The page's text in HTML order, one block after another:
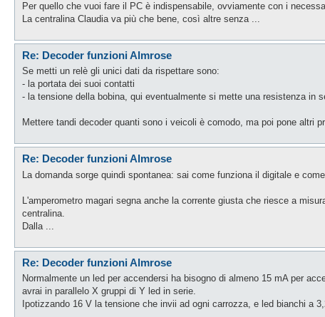
Per quello che vuoi fare il PC è indispensabile, ovviamente con i
La centralina Claudia va più che bene, così altre senza ...
Re: Decoder funzioni Almrose
Se metti un relè gli unici dati da rispettare sono:
- la portata dei suoi contatti
- la tensione della bobina, qui eventualmente si mette una resistenza in
Mettere tandi decoder quanti sono i veicoli è comodo, ma poi pone altri
Re: Decoder funzioni Almrose
La domanda sorge quindi spontanea: sai come funziona il digitale e
L'amperometro magari segna anche la corrente giusta che riesce a
centralina.
Dalla ...
Re: Decoder funzioni Almrose
Normalmente un led per accendersi ha bisogno di almeno 15 mA per
avrai in parallelo X gruppi di Y led in serie.
Ipotizzando 16 V la tensione che invii ad ogni carrozza, e led bianchi a